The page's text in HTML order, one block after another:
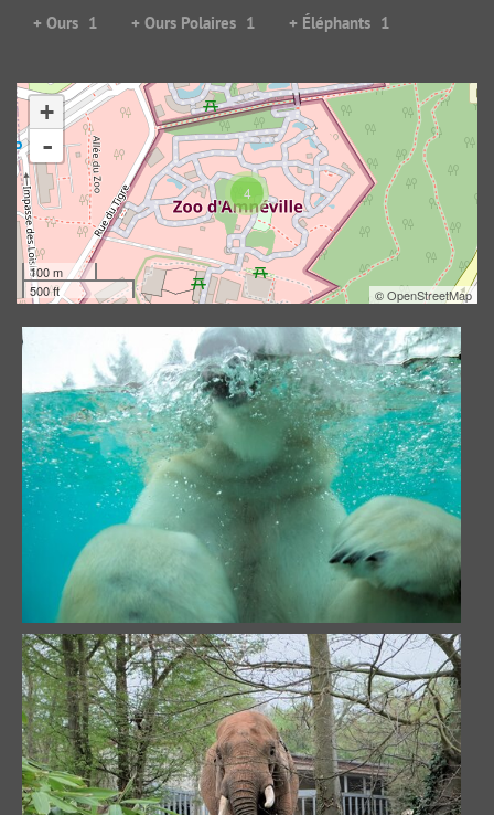
+ Ours 1 + Ours Polaires 1 + Éléphants 1
4
+
-
100 m
500 ft
©OpenStreetMap
Eaux polaires
107157 visites
L'élégance de l'éléphant
67752 visites
Seigneur de la cascade
62846 visites